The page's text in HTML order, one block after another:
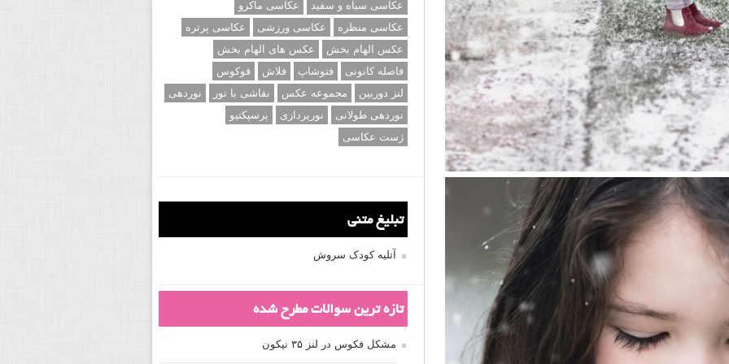
عکاسی سیاه و سفید
عکاسی ماکرو
عکاسی منظره
عکاسی ورزشی
عکاسی پرتره
عکس الهام بخش
عکس های الهام بخش
فاصله کانونی
فتوشاپ فلاش
فوکوس
لنز دوربین
مجموعه عکس نقاشی با نور
نوردهی
نوردهی طولانی
نورپردازی
پرسپکتیو
ژست عکاسی
تبلیغ متنی
آتلیه کودک سروش
تازه ترین سوالات مطرح شده
مشکل فکوس در لنز ۳۵ نیکون